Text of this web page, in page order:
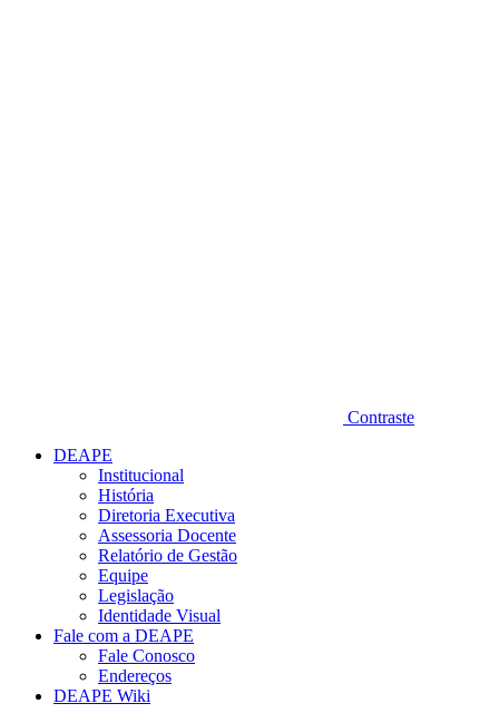
Contraste
DEAPE
Institucional
História
Diretoria Executiva
Assessoria Docente
Relatório de Gestão
Equipe
Legislação
Identidade Visual
Fale com a DEAPE
Fale Conosco
Endereços
DEAPE Wiki